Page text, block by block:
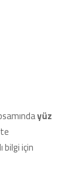
yüz
bilgi için